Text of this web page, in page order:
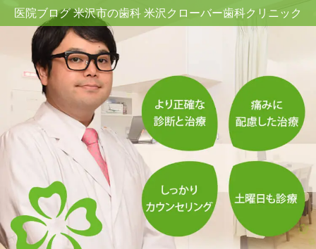
医院ブログ 米沢市の歯科 米沢クローバー歯科クリニック